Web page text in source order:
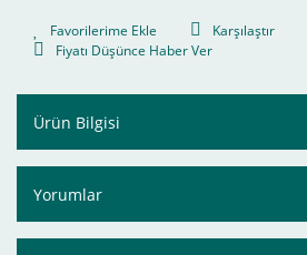
Karşılaştır
Fiyatı Düşünce Haber Ver
Ürün Bilgisi
Yorumlar